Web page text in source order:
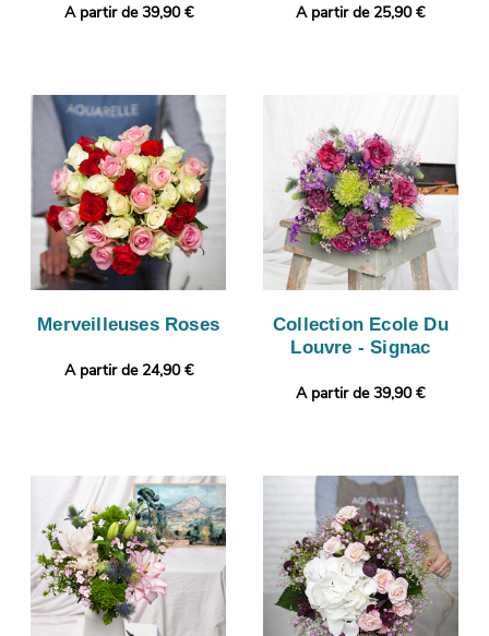
A partir de 39,90 € A partir de 25,90 €
Merveilleuses Roses
A partir de 24,90 €
Collection Ecole Du
Louvre - Signac
A partir de 39,90 €